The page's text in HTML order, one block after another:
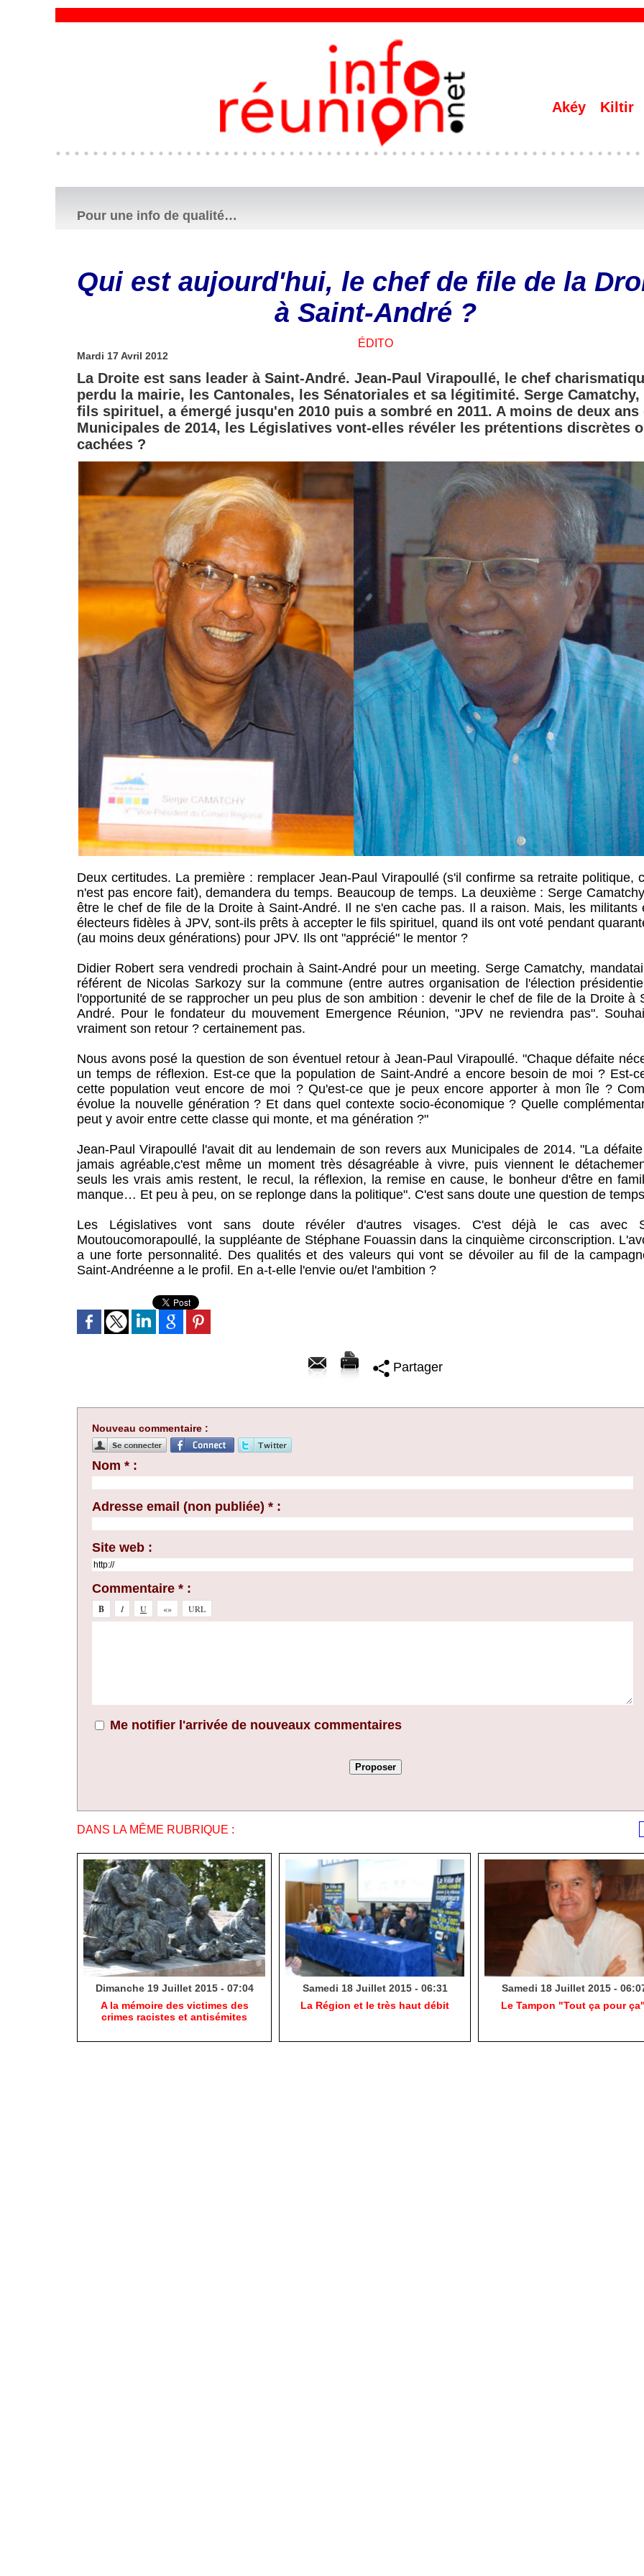
Akéy Kiltir
Pour une info de qualité…
Qui est aujourd'hui, le chef de file de la
à Saint-André ?
ÉDITO
Mardi 17 Avril 2012
La Droite est sans leader à Saint-André. Jean-Paul Virapoullé, le chef
perdu la mairie, les Cantonales, les Sénatoriales et sa légitimité. Serge Camatchy,
fils spirituel, a émergé jusqu'en 2010 puis a sombré en 2011. A moins de deux ans
Municipales de 2014, les Législatives vont-elles révéler les prétentions discrètes
cachées ?
Deux certitudes. La première : remplacer Jean-Paul Virapoullé (s'il confirme sa retraite politique,
n'est pas encore fait), demandera du temps. Beaucoup de temps. La deuxième : Serge
être le chef de file de la Droite à Saint-André. Il ne s'en cache pas. Il a raison. Mais, les militants
électeurs fidèles à JPV, sont-ils prêts à accepter le fils spirituel, quand ils ont voté pendant
(au moins deux générations) pour JPV. Ils ont "apprécié" le mentor ?
Didier Robert sera vendredi prochain à Saint-André pour un meeting. Serge Camatchy,
référent de Nicolas Sarkozy sur la commune (entre autres organisation de l'élection
l'opportunité de se rapprocher un peu plus de son ambition : devenir le chef de file de la Droite à
André. Pour le fondateur du mouvement Emergence Réunion, "JPV ne reviendra pas".
vraiment son retour ? certainement pas.
Nous avons posé la question de son éventuel retour à Jean-Paul Virapoullé. "Chaque défaite
un temps de réflexion. Est-ce que la population de Saint-André a encore besoin de moi ? Est-
cette population veut encore de moi ? Qu'est-ce que je peux encore apporter à mon île ?
évolue la nouvelle génération ? Et dans quel contexte socio-économique ? Quelle
peut y avoir entre cette classe qui monte, et ma génération ?"
Jean-Paul Virapoullé l'avait dit au lendemain de son revers aux Municipales de 2014. "La
jamais agréable,c'est même un moment très désagréable à vivre, puis viennent le
seuls les vrais amis restent, le recul, la réflexion, la remise en cause, le bonheur d'être en
manque… Et peu à peu, on se replonge dans la politique". C'est sans doute une question de
Les Législatives vont sans doute révéler d'autres visages. C'est déjà le cas avec
Moutoucomorapoullé, la suppléante de Stéphane Fouassin dans la cinquième circonscription.
a une forte personnalité. Des qualités et des valeurs qui vont se dévoiler au fil de la
Saint-Andréenne a le profil. En a-t-elle l'envie ou/et l'ambition ?
Partager
Nouveau commentaire :
Nom * :
Adresse email (non publiée) * :
Site web :
Commentaire * :
Me notifier l'arrivée de nouveaux commentaires
DANS LA MÊME RUBRIQUE :
Dimanche 19 Juillet 2015 - 07:04
A la mémoire des victimes des
crimes racistes et antisémites
Samedi 18 Juillet 2015 - 06:31
La Région et le très haut débit
Samedi 18 Juillet 2015 -
Le Tampon "Tout ça pour